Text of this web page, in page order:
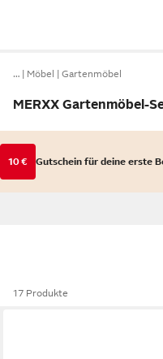
… Möbel Gartenmöbel
MERXX Gartenmöbel-
10 € Gutschein für deine erste
17 Produkte